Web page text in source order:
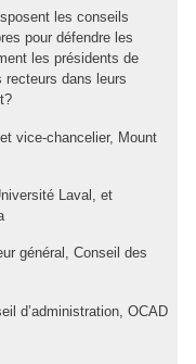
les conseils
pour défendre les
les présidents de
dans leurs
et vice-chancelier, Mount
Laval, et
général, Conseil des
d’administration, OCAD